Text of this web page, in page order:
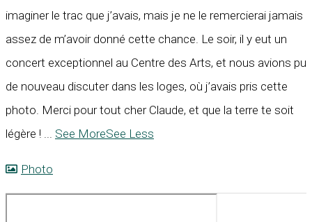
imaginer le trac que j’avais, mais je ne le remercierai jamais
assez de m’avoir donné cette chance. Le soir, il y eut un
concert exceptionnel au Centre des Arts, et nous avions pu
de nouveau discuter dans les loges, où j’avais pris cette
photo. Merci pour tout cher Claude, et que la terre te soit
légère ! ... See MoreSee Less
Photo